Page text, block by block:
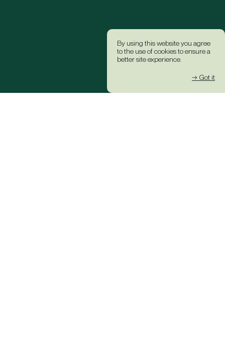
By using this website you agree
to the use of cookies to ensure a
better site experience.
→ Got it